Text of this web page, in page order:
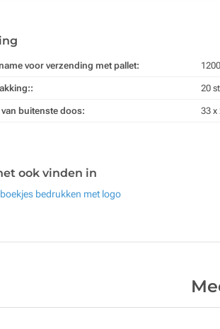
voor verzending met pallet:
20
buitenste doos: 33 x
ook vinden in
bedrukken met logo